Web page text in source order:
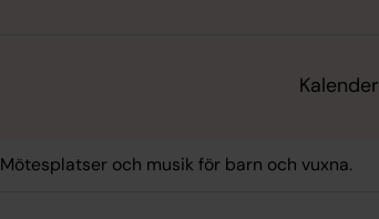
Kalender
Mötesplatser och musik för barn och vuxna.